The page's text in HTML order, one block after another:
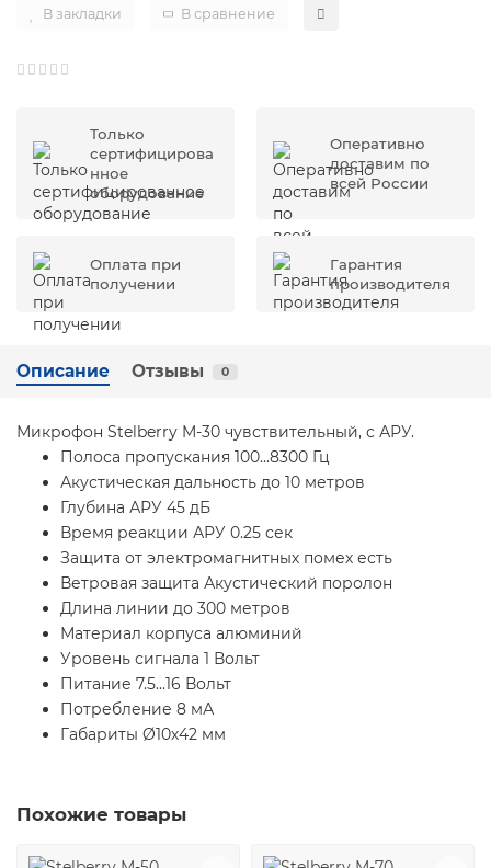
В закладки В сравнение
Только
сертифицирова
нное
оборудование
Оперативно
доставим по
всей России
Оплата при
получении
Гарантия
производителя
Описание Отзывы 0
Микрофон Stelberry M-30 чувствительный, с АРУ.
Полоса пропускания 100...8300 Гц
Акустическая дальность до 10 метров
Глубина АРУ 45 дБ
Время реакции АРУ 0.25 сек
Защита от электромагнитных помех есть
Ветровая защита Акустический поролон
Длина линии до 300 метров
Материал корпуса алюминий
Уровень сигнала 1 Вольт
Питание 7.5...16 Вольт
Потребление 8 мА
Габариты Ø10х42 мм
Похожие товары